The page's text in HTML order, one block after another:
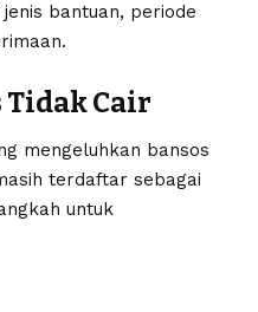
bantuan, periode
Tidak Cair
mengeluhkan bansos
terdaftar sebagai
untuk